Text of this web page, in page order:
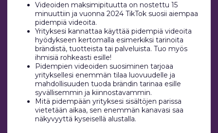
Videoiden maksimipituutta on nostettu 15
minuuttiin ja vuonna 2024 TikTok suosii aiempaa
pidempiä videoita.
Yrityksesi kannattaa käyttää pidempiä videoita
hyödykseen kertomalla esimerkiksi tarinoita
brändistä, tuotteista tai palveluista. Tuo myös
ihmisiä rohkeasti esille!
Pidempien videoiden suosiminen tarjoaa
yrityksellesi enemmän tilaa luovuudelle ja
mahdollisuuden tuoda brändin tarinaa esille
syvällisemmin ja kiinnostavammin.
Mitä pidempään yrityksesi sisältöjen parissa
vietetään aikaa, sen enemmän kanavasi saa
näkyvyyttä kyseisellä alustalla.